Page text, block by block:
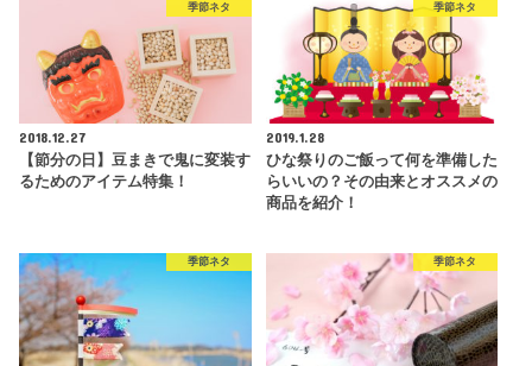
季節ネタ
2018.12.27
【節分の日】豆まきで鬼に変装す
るためのアイテム特集！
季節ネタ
2019.1.28
ひな祭りのご飯って何を準備した
らいいの？その由来とオススメの
商品を紹介！
季節ネタ 季節ネタ